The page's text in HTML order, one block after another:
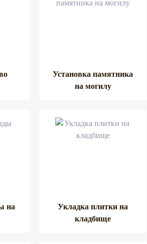
Установка памятника
на могилу
на
Укладка плитки на
кладбище